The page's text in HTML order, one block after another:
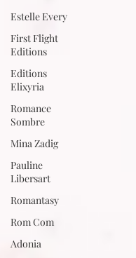
Estelle Every
First Flight
Editions
Editions
Elixyria
Romance
Sombre
Mina Zadig
Pauline
Libersart
Romantasy
Rom Com
Adonia